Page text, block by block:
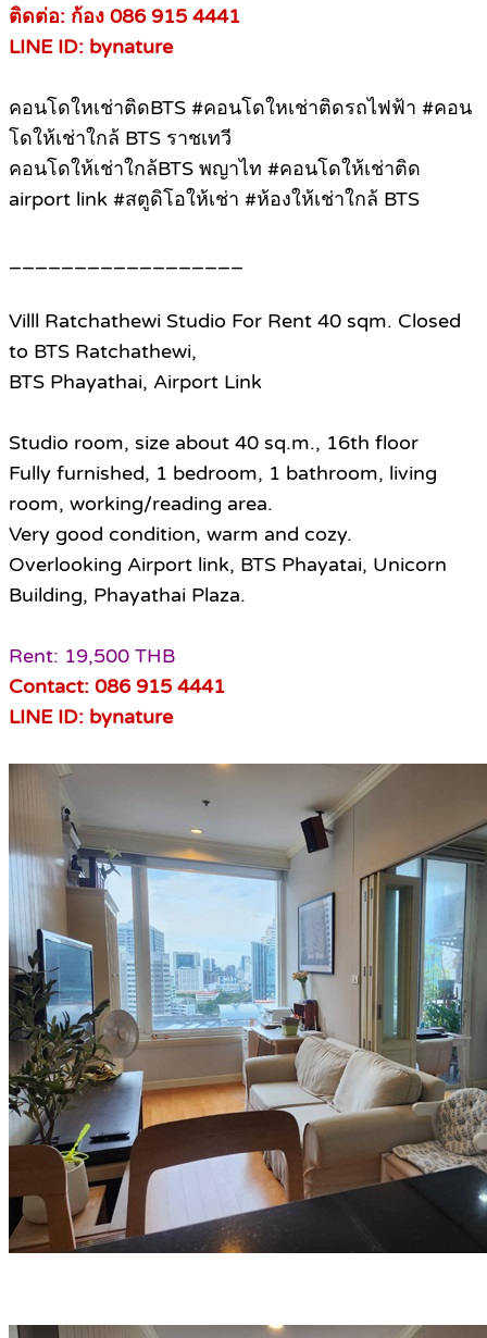
ติดต่อ: ก้อง 086 915 4441
LINE ID: bynature
คอนโดใหเช่าติดBTS #คอนโดใหเช่าติดรถไฟฟ้า #คอน
โดให้เช่าใกล้ BTS ราชเทวี
คอนโดให้เช่าใกล้BTS พญาไท #คอนโดให้เช่าติด
airport link #สตูดิโอให้เช่า #ห้องให้เช่าใกล้ BTS
Villl Ratchathewi Studio For Rent 40 sqm. Closed
to BTS Ratchathewi,
BTS Phayathai, Airport Link
Studio room, size about 40 sq.m., 16th floor
Fully furnished, 1 bedroom, 1 bathroom, living
room, working/reading area.
Very good condition, warm and cozy.
Overlooking Airport link, BTS Phayatai, Unicorn
Building, Phayathai Plaza.
Rent: 19,500 THB
Contact: 086 915 4441
LINE ID: bynature